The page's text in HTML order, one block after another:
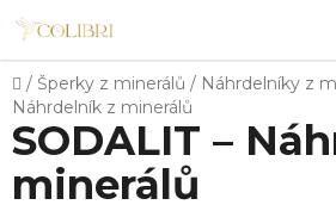
Přejít
obsah
Domů
/ Šperky z minerálů / Náhrdelníky z
Náhrdelník z minerálů
SODALIT –
minerálů